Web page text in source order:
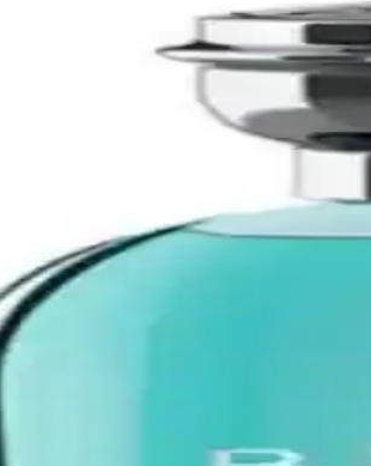
50 ml Parfüm ve 100 ml
EDT setidir; 50 ml parfüm ve 100 ml
Dokunuşla Şık Erkek Parfüm,
anlarda dengeli bir etki sunar.
EDT 90 ml ve Deodoran ile Koku
ve 150 ml deodoran bir araya getirir;
La Nuit Tresor Parfüm